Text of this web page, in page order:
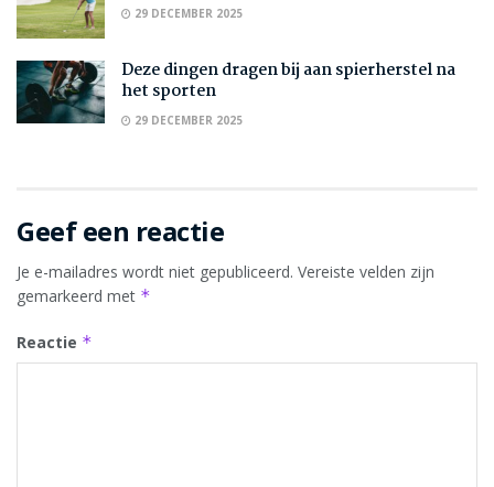
29 DECEMBER 2025
Deze dingen dragen bij aan spierherstel na
het sporten
29 DECEMBER 2025
Geef een reactie
Je e-mailadres wordt niet gepubliceerd. Vereiste velden zijn
gemarkeerd met *
Reactie *